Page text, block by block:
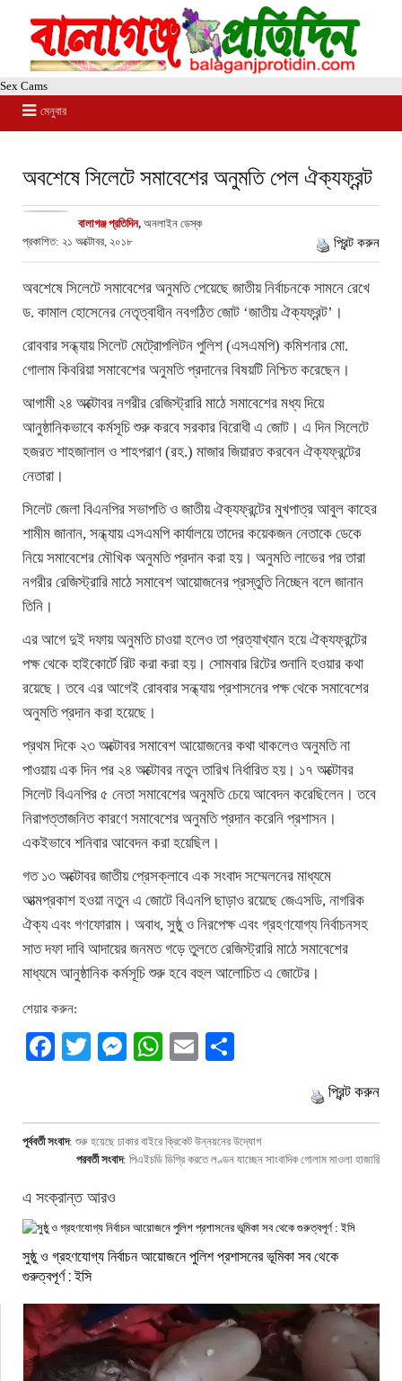
Sex Cams
মেনুবার
অবশেষে সিলেটে সমাবেশের অনুমতি পেল ঐক্যফ্রন্ট
বালাগঞ্জ প্রতিদিন, অনলাইন ডেস্ক
প্রকাশিত: ২১ অক্টোবর, ২০১৮
প্রিন্ট করুন
অবশেষে সিলেটে সমাবেশের অনুমতি পেয়েছে জাতীয় নির্বাচনকে সামনে রেখে
ড. কামাল হোসেনের নেতৃত্বাধীন নবগঠিত জোট ‘জাতীয় ঐক্যফ্রন্ট’।
রোববার সন্ধ্যায় সিলেট মেট্রোপলিটন পুলিশ (এসএমপি) কমিশনার মো.
গোলাম কিবরিয়া সমাবেশের অনুমতি প্রদানের বিষয়টি নিশ্চিত করেছেন।
আগামী ২৪ অক্টোবর নগরীর রেজিস্ট্রারি মাঠে সমাবেশের মধ্য দিয়ে
আনুষ্ঠানিকভাবে কর্মসূচি শুরু করবে সরকার বিরোধী এ জোট। এ দিন সিলেটে
হজরত শাহজালাল ও শাহপরাণ (রহ.) মাজার জিয়ারত করবেন ঐক্যফ্রন্টের
নেতারা।
সিলেট জেলা বিএনপির সভাপতি ও জাতীয় ঐক্যফ্রন্টের মুখপাত্র আবুল কাহের
শামীম জানান, সন্ধ্যায় এসএমপি কার্যালয়ে তাদের কয়েকজন নেতাকে ডেকে
নিয়ে সমাবেশের মৌখিক অনুমতি প্রদান করা হয়। অনুমতি লাভের পর তারা
নগরীর রেজিস্ট্রারি মাঠে সমাবেশ আয়োজনের প্রস্তুতি নিচ্ছেন বলে জানান
তিনি।
এর আগে দুই দফায় অনুমতি চাওয়া হলেও তা প্রত্যাখ্যান হয়ে ঐক্যফ্রন্টের
পক্ষ থেকে হাইকোর্টে রিট করা করা হয়। সোমবার রিটের শুনানি হওয়ার কথা
রয়েছে। তবে এর আগেই রোববার সন্ধ্যায় প্রশাসনের পক্ষ থেকে সমাবেশের
অনুমতি প্রদান করা হয়েছে।
প্রথম দিকে ২৩ অক্টোবর সমাবেশ আয়োজনের কথা থাকলেও অনুমতি না
পাওয়ায় এক দিন পর ২৪ অক্টোবর নতুন তারিখ নির্ধারিত হয়। ১৭ অক্টোবর
সিলেট বিএনপির ৫ নেতা সমাবেশের অনুমতি চেয়ে আবেদন করেছিলেন। তবে
নিরাপত্তাজনিত কারণে সমাবেশের অনুমতি প্রদান করেনি প্রশাসন।
একইভাবে শনিবার আবেদন করা হয়েছিল।
গত ১৩ অক্টোবর জাতীয় প্রেসক্লাবে এক সংবাদ সম্মেলনের মাধ্যমে
আত্মপ্রকাশ হওয়া নতুন এ জোটে বিএনপি ছাড়াও রয়েছে জেএসডি, নাগরিক
ঐক্য এবং গণফোরাম। অবাধ, সুষ্ঠু ও নিরপেক্ষ এবং গ্রহণযোগ্য নির্বাচনসহ
সাত দফা দাবি আদায়ের জনমত গড়ে তুলতে রেজিস্ট্রারি মাঠে সমাবেশের
মাধ্যমে আনুষ্ঠানিক কর্মসূচি শুরু হবে বহুল আলোচিত এ জোটের।
শেয়ার করুন:
Facebook
TwitterMessenger
WhatsApp
Email
প্রিন্ট করুন
পূর্ববর্তী সংবাদ: শুরু হয়েছে ঢাকার বাইরে ক্রিকেট উন্নয়নের উদ্যোগ
পরবর্তী সংবাদ: পিএইচডি ডিগ্রি করতে লণ্ডন যাচ্ছেন সাংবাদিক গোলাম মাওলা হাজারি
এ সংক্রান্ত আরও
সুষ্ঠু ও গ্রহণযোগ্য নির্বাচন আয়োজনে পুলিশ প্রশাসনের ভূমিকা সব থেকে
গুরুত্বপূর্ণ : ইসি